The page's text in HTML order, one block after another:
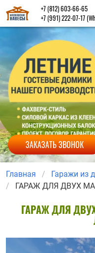
ЗАКАЗАТЬ ЗВОНОК
+7 (812) 603-66-65
+7 (991) 222-07-17
Главная
Гаражи из
ГАРАЖ ДЛЯ ДВУХ
ГАРАЖ ДЛЯ